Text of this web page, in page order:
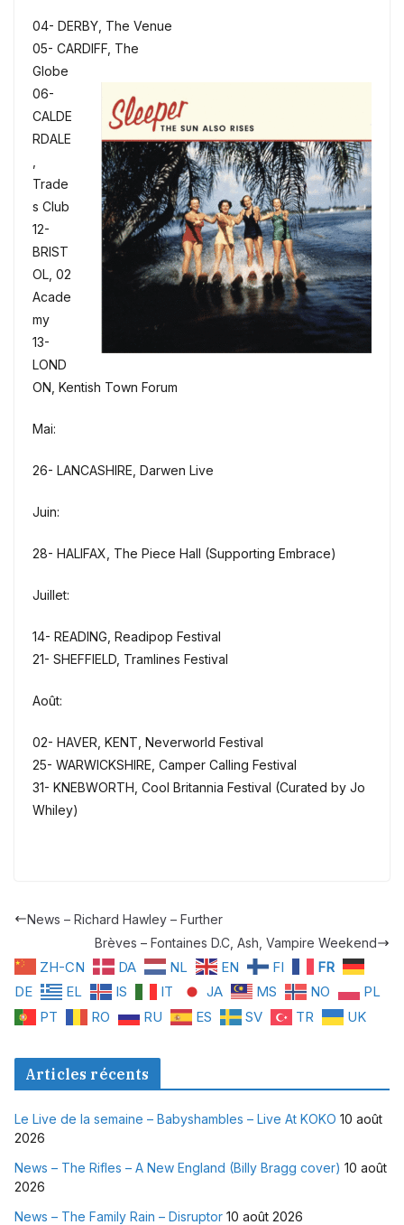
04- DERBY, The Venue
05- CARDIFF, The
Globe
06-
CALDE
RDALE
Trade
s Club
12-
BRIST
OL, 02
Acade
my
13-
LOND
ON, Kentish Town Forum
Mai:
26- LANCASHIRE, Darwen Live
Juin:
28- HALIFAX, The Piece Hall (Supporting Embrace)
Juillet:
14- READING, Readipop Festival
21- SHEFFIELD, Tramlines Festival
Août:
02- HAVER, KENT, Neverworld Festival
25- WARWICKSHIRE, Camper Calling Festival
31- KNEBWORTH, Cool Britannia Festival (Curated by Jo
Whiley)
News – Richard Hawley – Further
Brèves – Fontaines D.C, Ash, Vampire Weekend
ZH-CN DA NL EN FI
FR
DE
EL IS IT JA MS NO
PL
PT
RO RU ES SV TR UK
Articles récents
Le Live de la semaine – Babyshambles – Live At KOKO 10 août
2026
News – The Rifles – A New England (Billy Bragg cover) 10 août
2026
News – The Family Rain – Disruptor 10 août 2026